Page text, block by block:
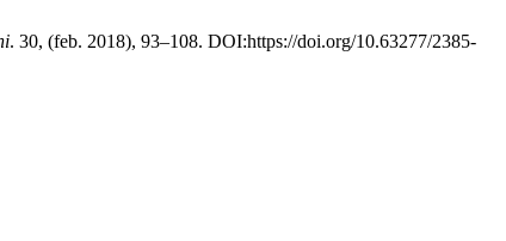
. 30, (feb. 2018), 93–108. DOI:https://doi.org/10.63277/2385-